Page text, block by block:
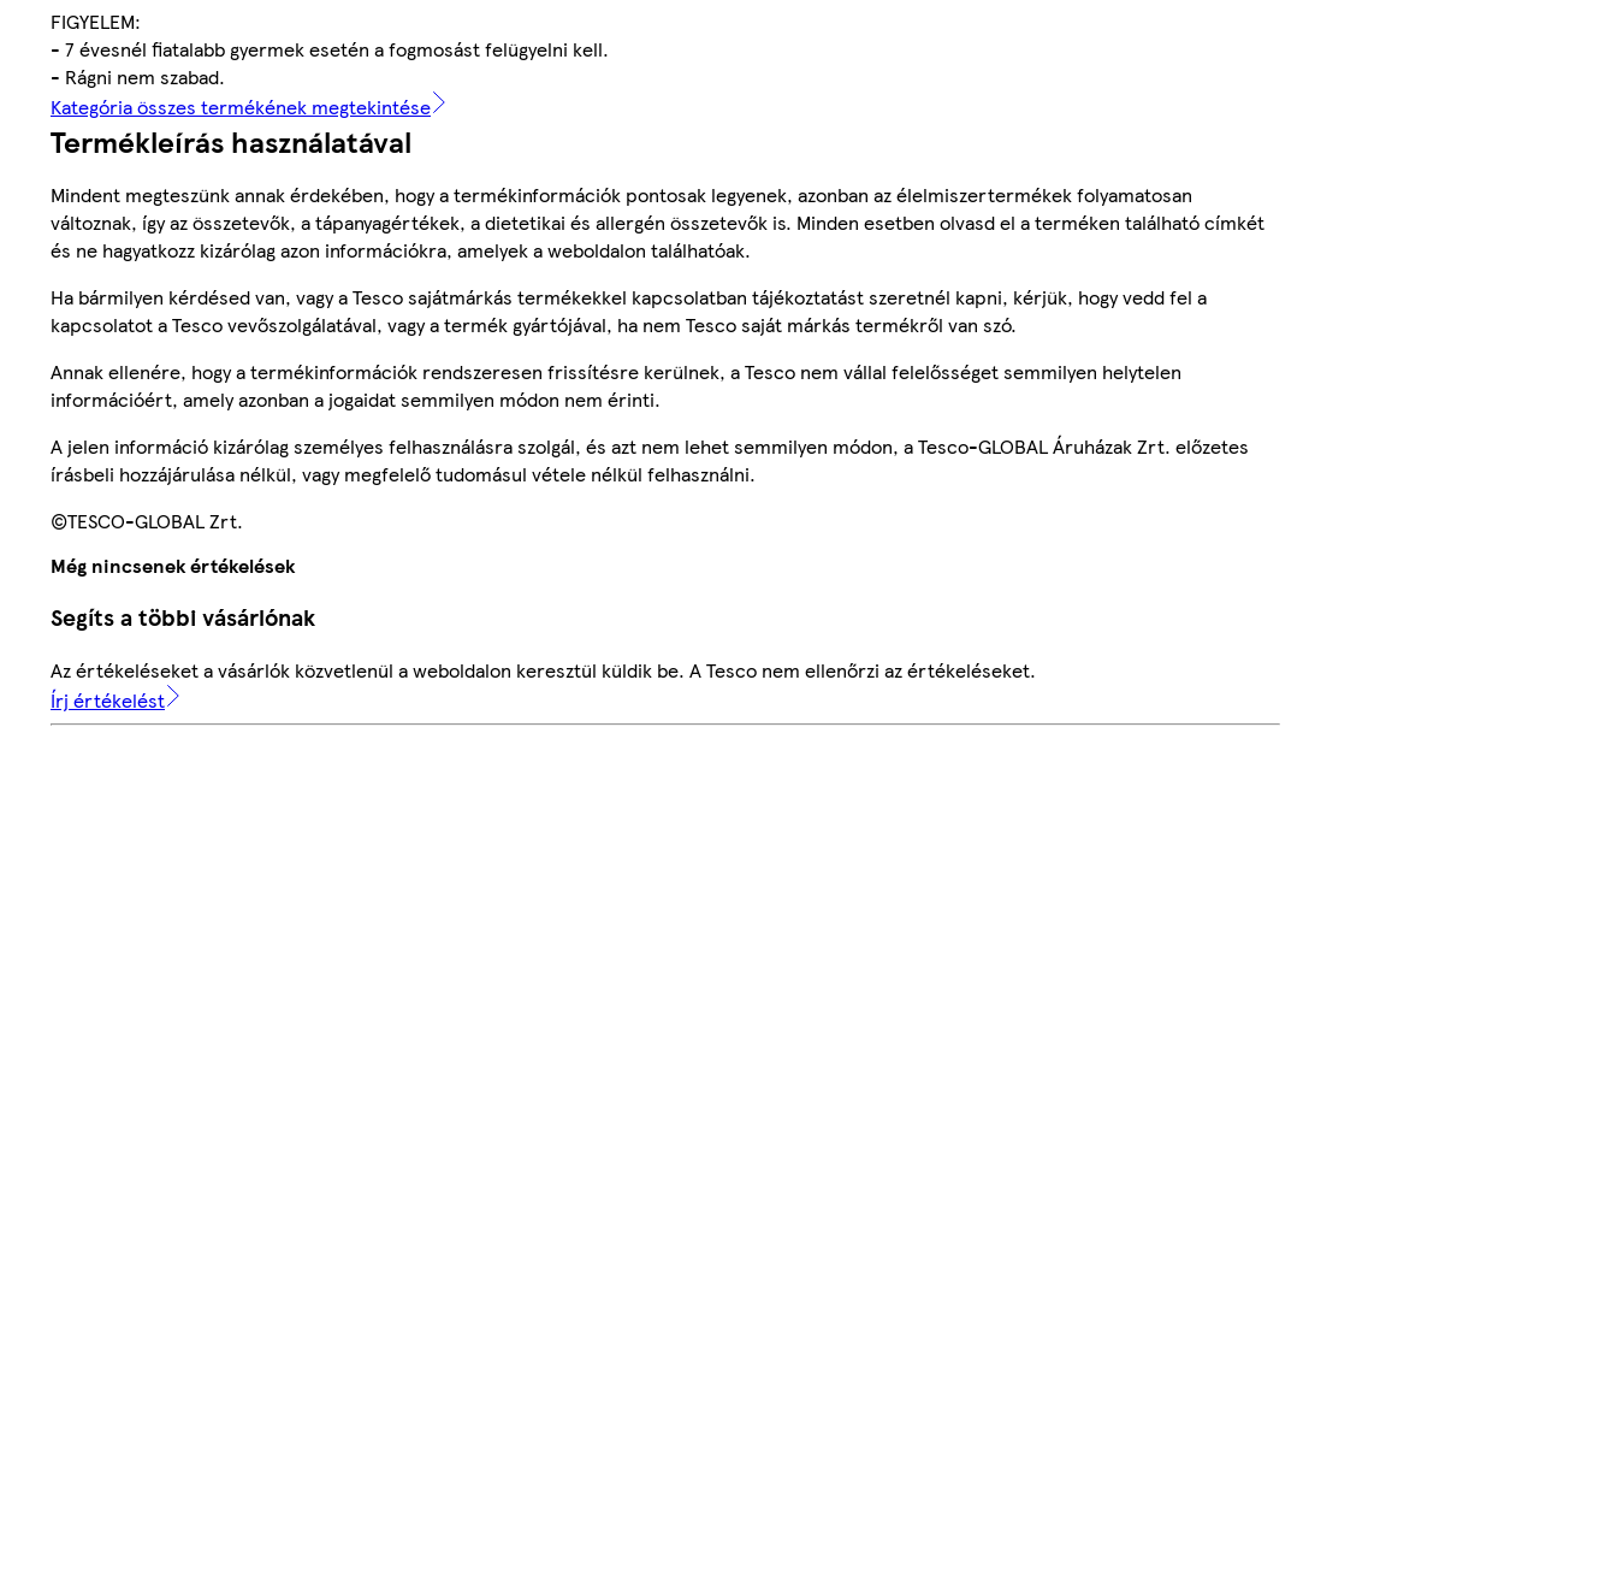
FIGYELEM:
- 7 évesnél fiatalabb gyermek esetén a fogmosást felügyelni kell.
- Rágni nem szabad.
Kategória összes termékének megtekintése
Termékleírás használatával
Mindent megteszünk annak érdekében, hogy a termékinformációk pontosak legyenek, azonban az élelmiszertermékek folyamatosan
változnak, így az összetevők, a tápanyagértékek, a dietetikai és allergén összetevők is. Minden esetben olvasd el a terméken található címkét
és ne hagyatkozz kizárólag azon információkra, amelyek a weboldalon találhatóak.
Ha bármilyen kérdésed van, vagy a Tesco sajátmárkás termékekkel kapcsolatban tájékoztatást szeretnél kapni, kérjük, hogy vedd fel a
kapcsolatot a Tesco vevőszolgálatával, vagy a termék gyártójával, ha nem Tesco saját márkás termékről van szó.
Annak ellenére, hogy a termékinformációk rendszeresen frissítésre kerülnek, a Tesco nem vállal felelősséget semmilyen helytelen
információért, amely azonban a jogaidat semmilyen módon nem érinti.
A jelen információ kizárólag személyes felhasználásra szolgál, és azt nem lehet semmilyen módon, a Tesco-GLOBAL Áruházak Zrt. előzetes
írásbeli hozzájárulása nélkül, vagy megfelelő tudomásul vétele nélkül felhasználni.
©TESCO-GLOBAL Zrt.
Még nincsenek értékelések
Segíts a többi vásárlónak
Az értékeléseket a vásárlók közvetlenül a weboldalon keresztül küldik be. A Tesco nem ellenőrzi az értékeléseket.
Írj értékelést